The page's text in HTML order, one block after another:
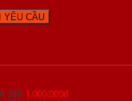
đến 1.000.000đ